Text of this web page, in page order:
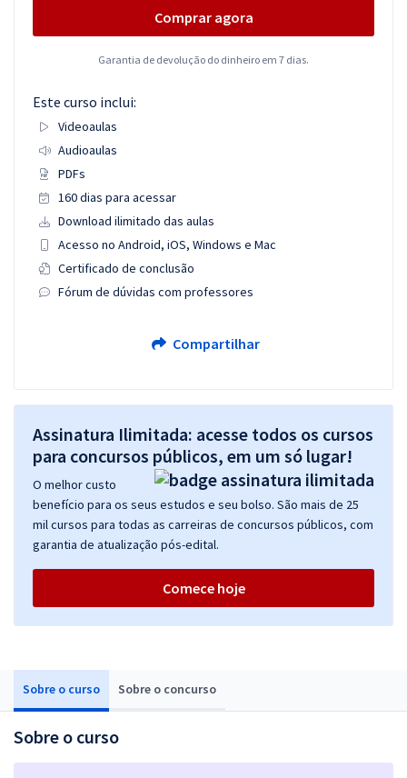
Sobre o curso Sobre o concurso
Sobre o curso
Comprar agora
Garantia de devolução do dinheiro em 7 dias.
Este curso inclui:
Videoaulas
Audioaulas
PDFs
160 dias para acessar
Download ilimitado das aulas
Acesso no Android, iOS, Windows e Mac
Certificado de conclusão
Fórum de dúvidas com professores
Compartilhar
Assinatura Ilimitada: acesse todos os cursos
para concursos públicos, em um só lugar!
O melhor custo
benefício para os seus estudos e seu bolso. São mais de 25
mil cursos para todas as carreiras de concursos públicos, com
garantia de atualização pós-edital.
Comece hoje